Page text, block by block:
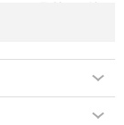
ので品質も長持
気の理由のひとつ